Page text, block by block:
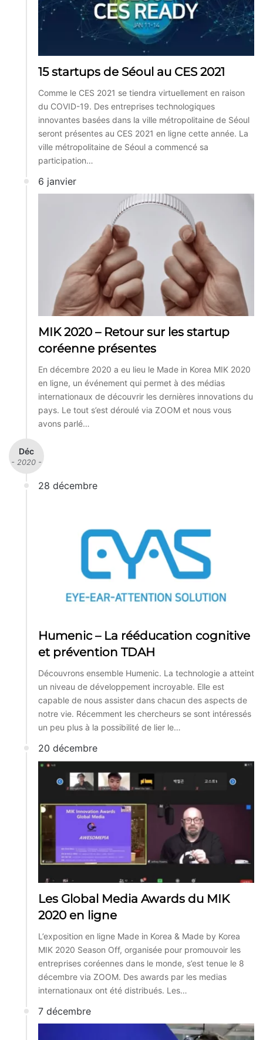
15 startups de Séoul au CES 2021
Comme le CES 2021 se tiendra virtuellement en raison
du COVID-19. Des entreprises technologiques
innovantes basées dans la ville métropolitaine de Séoul
seront présentes au CES 2021 en ligne cette année. La
ville métropolitaine de Séoul a commencé sa
participation…
6 janvier
MIK 2020 – Retour sur les startup
coréenne présentes
En décembre 2020 a eu lieu le Made in Korea MIK 2020
en ligne, un événement qui permet à des médias
internationaux de découvrir les dernières innovations du
pays. Le tout s’est déroulé via ZOOM et nous vous
avons parlé…
Déc
- 2020 -
28 décembre
Humenic – La rééducation cognitive
et prévention TDAH
Découvrons ensemble Humenic. La technologie a atteint
un niveau de développement incroyable. Elle est
capable de nous assister dans chacun des aspects de
notre vie. Récemment les chercheurs se sont intéressés
un peu plus à la possibilité de lier le…
20 décembre
Les Global Media Awards du MIK
2020 en ligne
L’exposition en ligne Made in Korea & Made by Korea
MIK 2020 Season Off, organisée pour promouvoir les
entreprises coréennes dans le monde, s’est tenue le 8
décembre via ZOOM. Des awards par les medias
internationaux ont été distribués. Les…
7 décembre